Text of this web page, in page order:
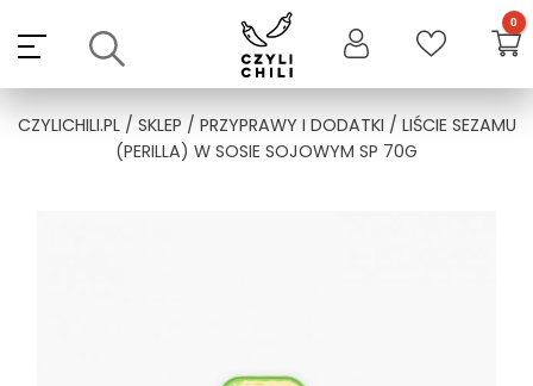
content
CZYLICHILI.PL/ SKLEP / PRZYPRAWY I DODATKI / LIŚCIE SEZAMU
(PERILLA) W SOSIE SOJOWYM SP 70G